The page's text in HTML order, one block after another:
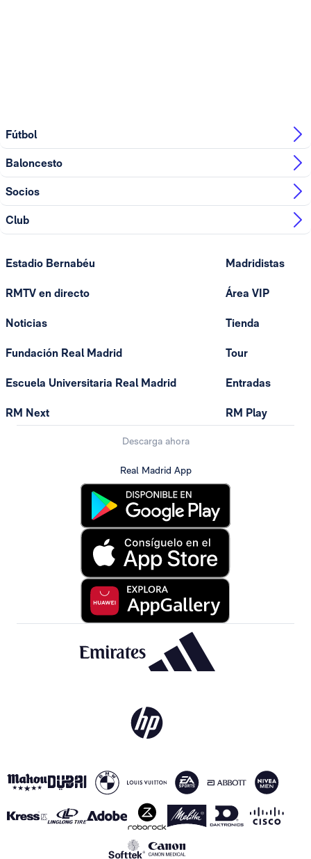
Fútbol
Baloncesto
Socios
Club
Estadio Bernabéu
RMTV en directo
Noticias
Fundación Real Madrid
Escuela Universitaria Real Madrid
RM Next
Madridistas
Área VIP
Tienda
Tour
Entradas
RM Play
Descarga ahora
Real Madrid App